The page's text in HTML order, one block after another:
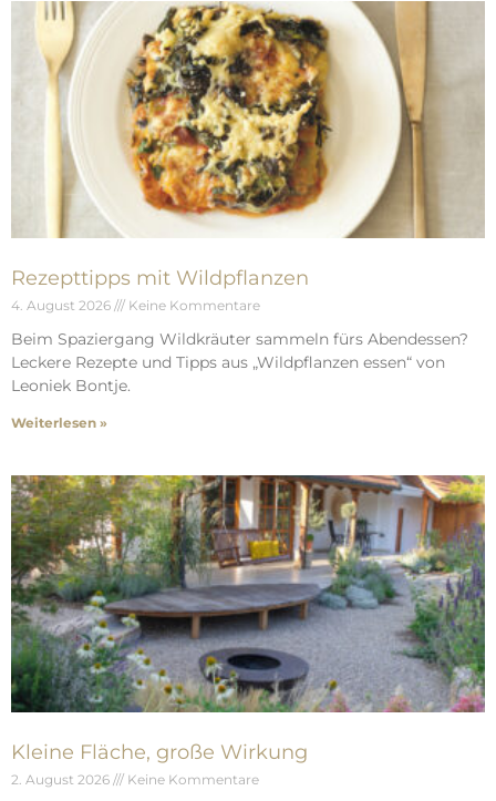
Rezepttipps mit Wildpflanzen
4. August 2026 Keine Kommentare
Beim Spaziergang Wildkräuter sammeln fürs Abendessen?
Leckere Rezepte und Tipps aus „Wildpflanzen essen“ von
Leoniek Bontje.
Weiterlesen »
Kleine Fläche, große Wirkung
2. August 2026 Keine Kommentare